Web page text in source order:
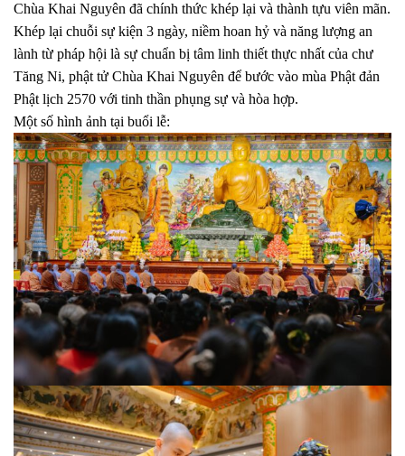
Chùa Khai Nguyên đã chính thức khép lại và thành tựu viên mãn.
Khép lại chuỗi sự kiện 3 ngày, niềm hoan hỷ và năng lượng an
lành từ pháp hội là sự chuẩn bị tâm linh thiết thực nhất của chư
Tăng Ni, phật tử Chùa Khai Nguyên để bước vào mùa Phật đản
Phật lịch 2570 với tinh thần phụng sự và hòa hợp.
Một số hình ảnh tại buổi lễ: